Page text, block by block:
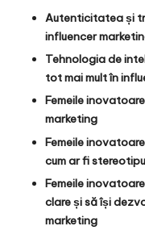
Autenticitatea și
influencer
Tehnologia de
tot mai mult în
Femeile
marketing
Femeile
cum ar fi
Femeile
clare și să își
marketing